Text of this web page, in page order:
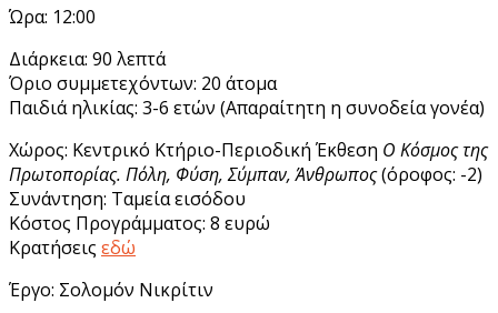
Ώρα: 12:00
Διάρκεια: 90 λεπτά
Όριο συμμετεχόντων: 20 άτομα
Παιδιά ηλικίας: 3-6 ετών (Απαραίτητη η συνοδεία γονέα)
Χώρος: Κεντρικό Κτήριο-Περιοδική Έκθεση Ο Κόσμος της
Πρωτοπορίας. Πόλη, Φύση, Σύμπαν, Άνθρωπος(όροφος: -2)
Συνάντηση: Ταμεία εισόδου
Κόστος Προγράμματος: 8 ευρώ
Κρατήσεις εδώ
Έργο: Σολομόν Νικρίτιν